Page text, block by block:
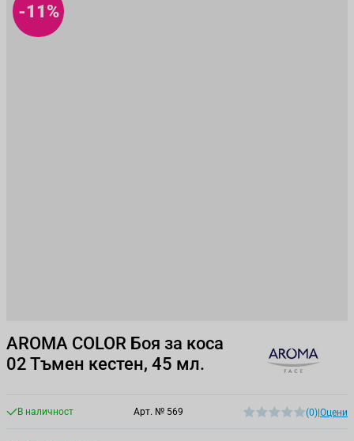
-11%
AROMA COLOR Боя за коса
02 Тъмен кестен, 45 мл.
В наличност Арт. № 569 (0)|Оцени